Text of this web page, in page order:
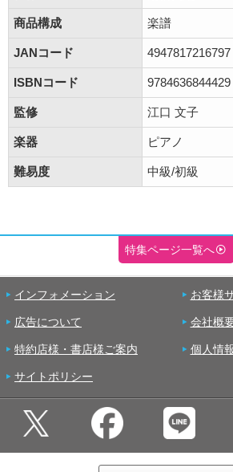
商品構成 楽譜
JANコード 4947817216797
ISBNコード 9784636844429
監修 江口 文子
楽器 ピアノ
難易度 中級/初級
特集ページ一覧へ
インフォメーション お客様
広告について 会社概
特約店様・書店様ご案内 個人情
サイトポリシー